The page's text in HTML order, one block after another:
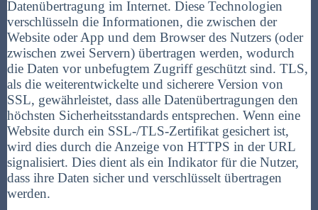
Datenübertragung im Internet. Diese Technologien
verschlüsseln die Informationen, die zwischen der
Website oder App und dem Browser des Nutzers (oder
zwischen zwei Servern) übertragen werden, wodurch
die Daten vor unbefugtem Zugriff geschützt sind. TLS,
als die weiterentwickelte und sicherere Version von
SSL, gewährleistet, dass alle Datenübertragungen den
höchsten Sicherheitsstandards entsprechen. Wenn eine
Website durch ein SSL-/TLS-Zertifikat gesichert ist,
wird dies durch die Anzeige von HTTPS in der URL
signalisiert. Dies dient als ein Indikator für die Nutzer,
dass ihre Daten sicher und verschlüsselt übertragen
werden.